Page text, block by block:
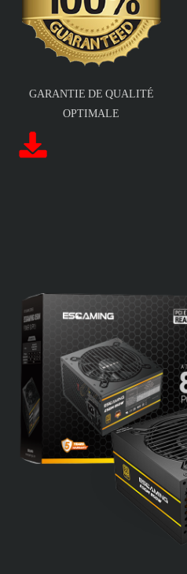
GARANTIE DE QUALITÉ
OPTIMALE